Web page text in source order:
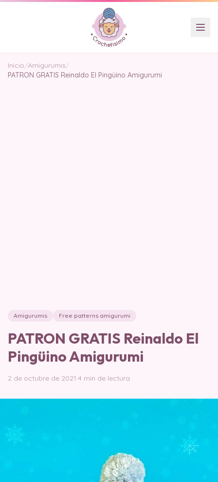
Inicio/Amigurumis/
PATRON GRATIS Reinaldo El Pingüino Amigurumi
Amigurumis Free patterns amigurumi
PATRON GRATIS Reinaldo El
Pingüino Amigurumi
2 de octubre de 2021·4 min de lectura